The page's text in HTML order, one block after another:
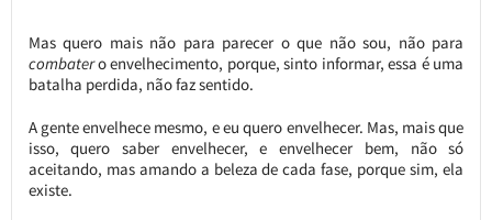
Mas quero mais não para parecer o que não sou, não para
combatero envelhecimento, porque, sinto informar, essa é uma
batalha perdida, não faz sentido.
A gente envelhece mesmo, e eu quero envelhecer. Mas, mais que
isso, quero saber envelhecer, e envelhecer bem, não só
aceitando, mas amando a beleza de cada fase, porque sim, ela
existe.